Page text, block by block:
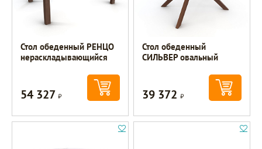
Стол обеденный РЕНЦО
нераскладывающийся
54 327Р
Стол обеденный
СИЛЬВЕР овальный
39 372Р